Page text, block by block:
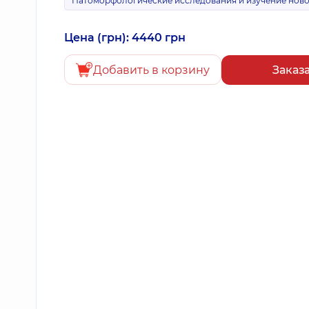
Цена (грн): 4440 грн
Добавить в корзину